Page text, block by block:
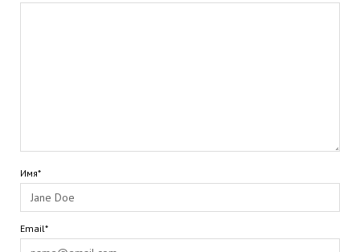
Имя*
Email*